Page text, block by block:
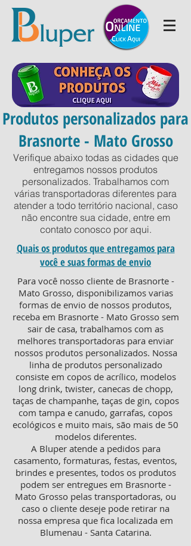
Produtos personalizados para
Brasnorte - Mato Grosso
Verifique abaixo todas as cidades que
entregamos nossos produtos
personalizados. Trabalhamos com
várias transportadoras diferentes para
atender a todo território nacional, caso
não encontre sua cidade, entre em
contato conosco por aqui.
Para você nosso cliente de Brasnorte -
Mato Grosso, disponibilizamos varias
formas de envio de nossos produtos,
receba em Brasnorte - Mato Grosso sem
sair de casa, trabalhamos com as
melhores transportadoras para enviar
nossos produtos personalizados. Nossa
linha de produtos personalizado
consiste em copos de acrílico, modelos
long drink, twister, canecas de chopp,
taças de champanhe, taças de gin, copos
com tampa e canudo, garrafas, copos
ecológicos e muito mais, são mais de 50
modelos diferentes.
A Bluper atende a pedidos para
casamento, formaturas, festas, eventos,
brindes e presentes, todos os produtos
podem ser entregues em Brasnorte -
Mato Grosso pelas transportadoras, ou
caso o cliente deseje pode retirar na
nossa empresa que fica localizada em
Blumenau - Santa Catarina.
Quais os produtos que entregamos para
você e suas formas de envio